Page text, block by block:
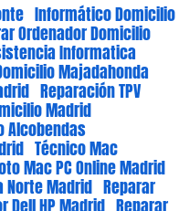
Informático Domicilio
Ordenador Domicilio
Informatica
Majadahonda
Reparación TPV
Madrid
Alcobendas
Técnico Mac
Mac PC Online Madrid
Norte Madrid Reparar
Dell HP Madrid Reparar